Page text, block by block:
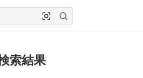
索結果